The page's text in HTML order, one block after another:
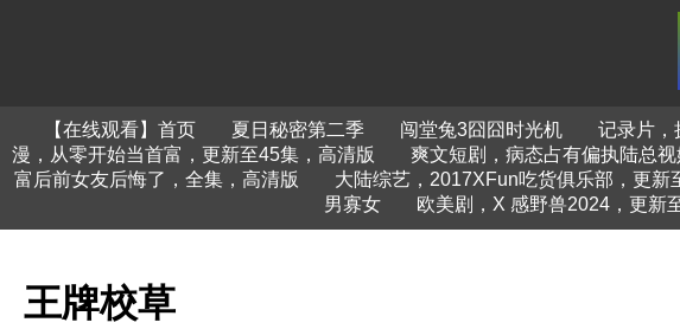
【在线观看】首页 夏日秘密第二季 闯堂兔3囧囧时光机 记录片，
漫，从零开始当首富，更新至45集，高清版
爽文短剧，病态占有偏执陆总
富后前女友后悔了，全集，高清版
大陆综艺，2017XFun吃货俱乐部，更新
男寡女
欧美剧，X 感野兽2024，更新
王牌校草